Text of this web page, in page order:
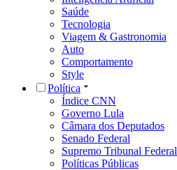
Saúde
Tecnologia
Viagem & Gastronomia
Auto
Comportamento
Style
Política
Índice CNN
Governo Lula
Câmara dos Deputados
Senado Federal
Supremo Tribunal Federal
Políticas Públicas